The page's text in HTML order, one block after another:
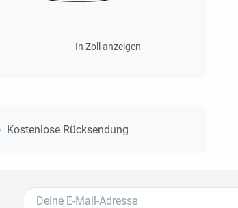
In Zoll anzeigen
Kostenlose Rücksendung